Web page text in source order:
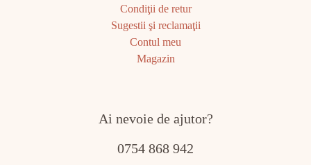
Condiţii de retur
Sugestii şi reclamaţii
Contul meu
Magazin
Ai nevoie de ajutor?
0754 868 942